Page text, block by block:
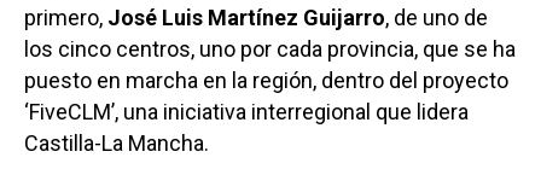
primero, José Luis Martínez Guijarro, de uno de
los cinco centros, uno por cada provincia, que se ha
puesto en marcha en la región, dentro del proyecto
‘FiveCLM’, una iniciativa interregional que lidera
Castilla-La Mancha.